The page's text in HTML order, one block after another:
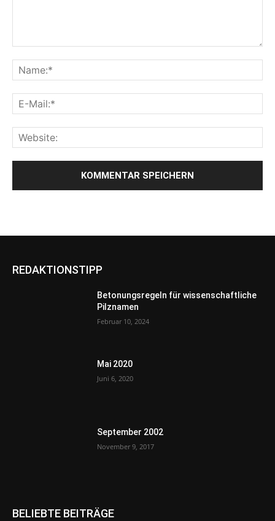
REDAKTIONSTIPP
Betonungsregeln für wissenschaftliche
Pilznamen
Februar 10, 2024
Mai 2020
Juni 6, 2020
September 2002
November 9, 2017
BELIEBTE BEITRÄGE